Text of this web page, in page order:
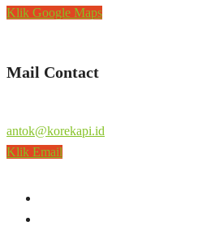
Klik Google Maps
Mail Contact
antok@korekapi.id
Klik Email